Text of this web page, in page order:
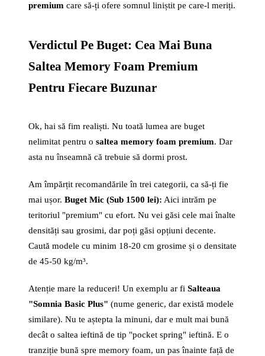
premium care să-ți ofere somnul liniștit pe care-l meriți.
Verdictul Pe Buget: Cea Mai Buna
Saltea Memory Foam Premium
Pentru Fiecare Buzunar
Ok, hai să fim realiști. Nu toată lumea are buget
nelimitat pentru o saltea memory foam premium. Dar
asta nu înseamnă că trebuie să dormi prost.
Am împărțit recomandările în trei categorii, ca să-ți fie
mai ușor. Buget Mic (Sub 1500 lei): Aici intrăm pe
teritoriul "premium" cu efort. Nu vei găsi cele mai înalte
densități sau grosimi, dar poți găsi opțiuni decente.
Caută modele cu minim 18-20 cm grosime și o densitate
de 45-50 kg/m³.
Atenție mare la reduceri! Un exemplu ar fi Salteaua
"Somnia Basic Plus" (nume generic, dar există modele
similare). Nu te aștepta la minuni, dar e mult mai bună
decât o saltea ieftină de tip "pocket spring" ieftină. E o
tranziție bună spre memory foam, un pas înainte față de